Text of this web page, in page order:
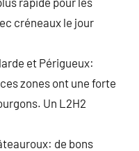
créneaux le jour
et Périgueux:
zones ont une forte
Un L2H2
de bons